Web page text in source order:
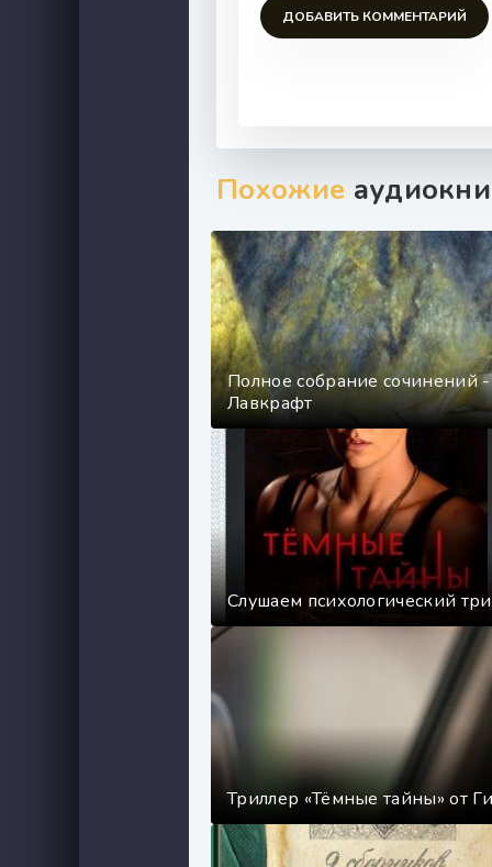
ДОБАВИТЬ КОММЕНТАРИЙ
Похожие
Полное собрание сочинений
Лавкрафт
Слушаем психологический
Триллер «Тёмные тайны» от